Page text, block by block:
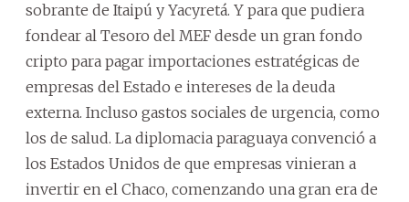
sobrante de Itaipú y Yacyretá. Y para que pudiera
fondear al Tesoro del MEF desde un gran fondo
cripto para pagar importaciones estratégicas de
empresas del Estado e intereses de la deuda
externa. Incluso gastos sociales de urgencia, como
los de salud. La diplomacia paraguaya convenció a
los Estados Unidos de que empresas vinieran a
invertir en el Chaco, comenzando una gran era de